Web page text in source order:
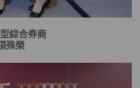
綜合券商
殊榮